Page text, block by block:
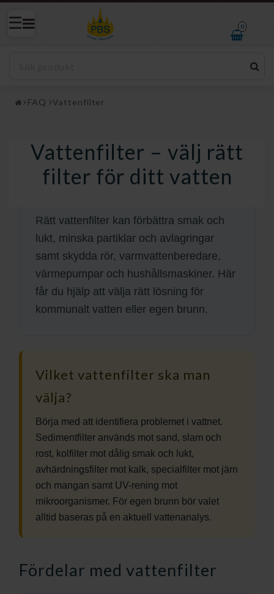
0
FAQ Vattenfilter
Vattenfilter
Vattenfilter – välj rätt
filter för ditt vatten
Rätt vattenfilter kan förbättra smak och
lukt, minska partiklar och avlagringar
samt skydda rör, varmvattenberedare,
värmepumpar och hushållsmaskiner. Här
får du hjälp att välja rätt lösning för
kommunalt vatten eller egen brunn.
Vilket vattenfilter ska man
välja?
Börja med att identifiera problemet i vattnet.
Sedimentfilter används mot sand, slam och
rost, kolfilter mot dålig smak och lukt,
avhärdningsfilter mot kalk, specialfilter mot järn
och mangan samt UV-rening mot
mikroorganismer. För egen brunn bör valet
alltid baseras på en aktuell vattenanalys.
Fördelar med vattenfilter